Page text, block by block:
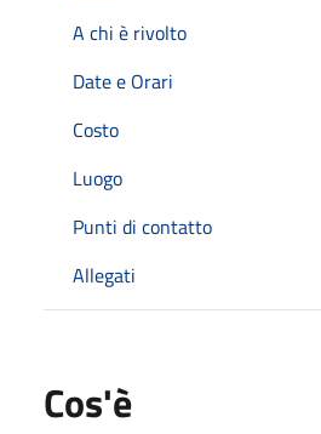
A chi è rivolto
Date e Orari
Costo
Luogo
Punti di contatto
Allegati
Cos'è